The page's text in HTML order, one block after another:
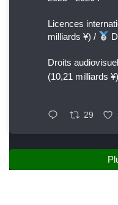
Licences
milliards ¥) /
Droits
(10,21 milliards
29